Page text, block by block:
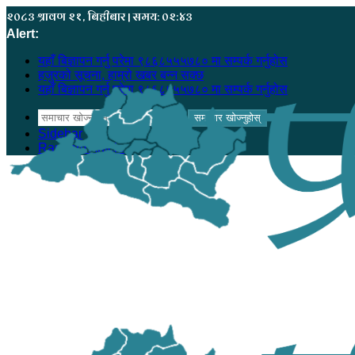
२०८३ श्रावण २१, बिहीबार | समय: ०२:४३
Alert:
यहाँ बिज्ञापन गर्नु परेमा ९८६८५५५७८० मा सम्पर्क गर्नुहोस
हजुरको सूचना, हाम्रो खबर बन्न सक्छ
यहाँ बिज्ञापन गर्नु परेमा ९८६८५५५७८० मा सम्पर्क गर्नुहोस
समाचार खोज्नुहोस्
Sidebar
Random Article